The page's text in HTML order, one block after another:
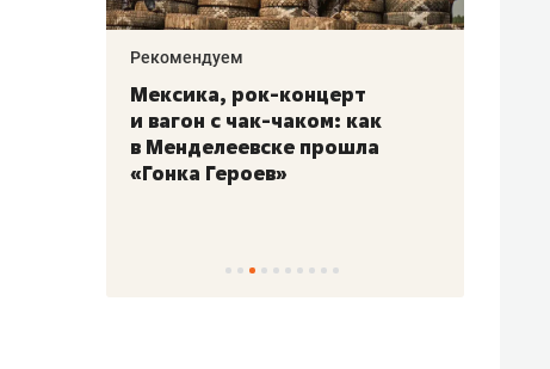
Рекомендуем
Мексика, рок-концерт
и вагон с чак-чаком: как
в Менделеевске прошла
«Гонка Героев»